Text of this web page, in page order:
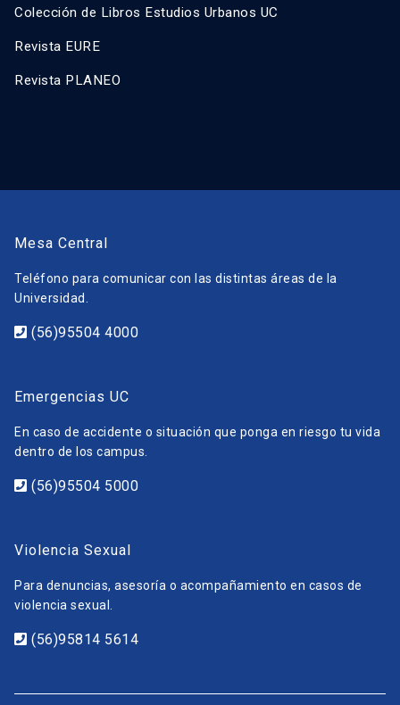
Colección de Libros Estudios Urbanos UC
Revista EURE
Revista PLANEO
Mesa Central
Teléfono para comunicar con las distintas áreas de la
Universidad.
(56)95504 4000
Emergencias UC
En caso de accidente o situación que ponga en riesgo tu vida
dentro de los campus.
(56)95504 5000
Violencia Sexual
Para denuncias, asesoría o acompañamiento en casos de
violencia sexual.
(56)95814 5614